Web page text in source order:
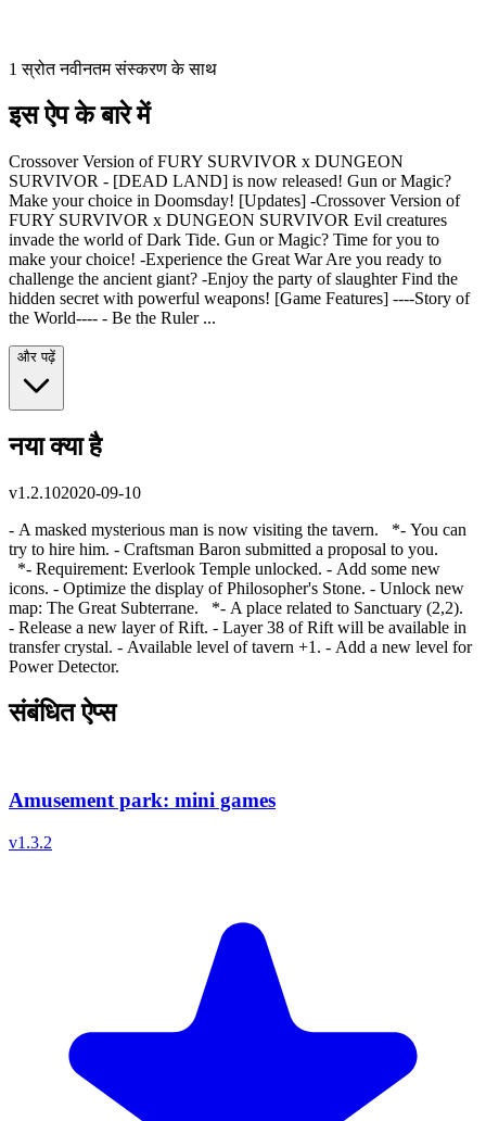
1 स्रोत नवीनतम संस्करण के साथ
इस ऐप के बारे में
Crossover Version of FURY SURVIVOR x DUNGEON
SURVIVOR - [DEAD LAND] is now released! Gun or Magic?
Make your choice in Doomsday! [Updates] -Crossover Version of
FURY SURVIVOR x DUNGEON SURVIVOR Evil creatures
invade the world of Dark Tide. Gun or Magic? Time for you to
make your choice! -Experience the Great War Are you ready to
challenge the ancient giant? -Enjoy the party of slaughter Find the
hidden secret with powerful weapons! [Game Features] ----Story of
the World---- - Be the Ruler ...
और पढ़ें
नया क्या है
v1.2.102020-09-10
- A masked mysterious man is now visiting the tavern. *- You can
try to hire him. - Craftsman Baron submitted a proposal to you.
*- Requirement: Everlook Temple unlocked. - Add some new
icons. - Optimize the display of Philosopher's Stone. - Unlock new
map: The Great Subterrane. *- A place related to Sanctuary (2,2).
- Release a new layer of Rift. - Layer 38 of Rift will be available in
transfer crystal. - Available level of tavern +1. - Add a new level for
Power Detector.
संबंधित ऐप्स
Amusement park: mini games
v1.3.2